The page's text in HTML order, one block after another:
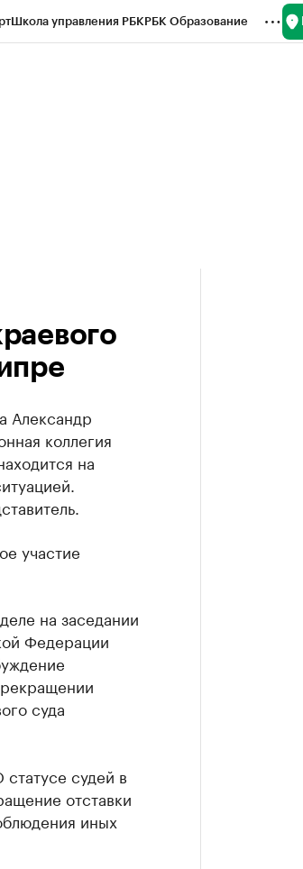
Школа управления РБКРБК Образование
Александр
коллегия
на
участие
на заседании
Федерации
суда
судей в
отставки
иных